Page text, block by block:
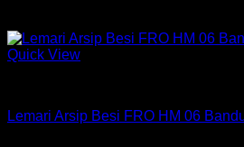
Quick View
Lemari Arsip Besi FRO HM 06